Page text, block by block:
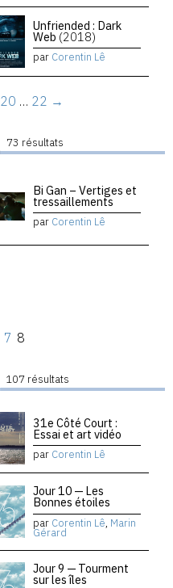
Unfriended : Dark
Web (2018)
par Corentin Lê
20 … 22 →
73 résultats
Bi Gan – Vertiges et
tressaillements
par Corentin Lê
7 8
107 résultats
31e Côté Court :
Essai et art vidéo
par Corentin Lê
Jour 10 — Les
Bonnes étoiles
par Corentin Lê, Marin
Gérard
Jour 9 — Tourment
sur les îles